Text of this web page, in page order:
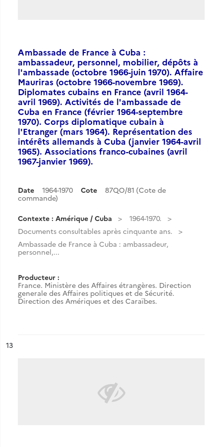
Ambassade de France à Cuba :
ambassadeur, personnel, mobilier, dépôts à
l'ambassade (octobre 1966-juin 1970). Affaire
Mauriras (octobre 1966-novembre 1969).
Diplomates cubains en France (avril 1964-
avril 1969). Activités de l'ambassade de
Cuba en France (février 1964-septembre
1970). Corps diplomatique cubain à
l'Etranger (mars 1964). Représentation des
intérêts allemands à Cuba (janvier 1964-avril
1965). Associations franco-cubaines (avril
1967-janvier 1969).
Date 1964-1970 Cote
87QO/81 (Cote de
commande)
Contexte : Amérique / Cuba
1964-1970.
Documents consultables après cinquante ans.
Ambassade de France à Cuba : ambassadeur,
personnel,...
Producteur :
France. Ministère des Affaires étrangères. Direction
generale des Affaires politiques et de Sécurité.
Direction des Amériques et des Caraïbes.
n°
13